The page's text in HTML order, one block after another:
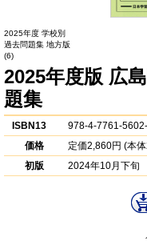
2025年度 学校別
過去問題集 地方版
(6)
2025年度版 広
題集
ISBN13
978-4-7761-
価格
定価2,860円 (本
初版
2024年10月下旬